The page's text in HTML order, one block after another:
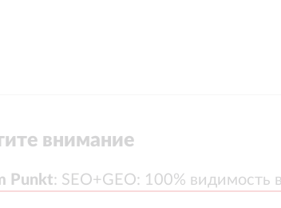
внимание
Punkt: SEO+GEO: 100% видимость
Punkt: SEO+GEO: 100% видимость